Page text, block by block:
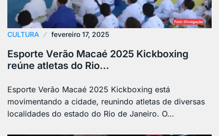
CULTURA fevereiro 17, 2025
Esporte Verão Macaé 2025 Kickboxing
reúne atletas do Rio…
Esporte Verão Macaé 2025 Kickboxing está
movimentando a cidade, reunindo atletas de diversas
localidades do estado do Rio de Janeiro. O…